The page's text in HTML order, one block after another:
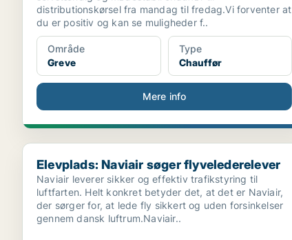
distributionskørsel fra mandag til fredag.Vi forventer at
du er positiv og kan se muligheder f..
Område
Greve
Type
Chauffør
Mere info
Elevplads: Naviair søger flyvelederelever
Elevplads: Naviair søger flyvelederelever
Naviair leverer sikker og effektiv trafikstyring til
luftfarten. Helt konkret betyder det, at det er Naviair,
der sørger for, at lede fly sikkert og uden forsinkelser
gennem dansk luftrum.Naviair..